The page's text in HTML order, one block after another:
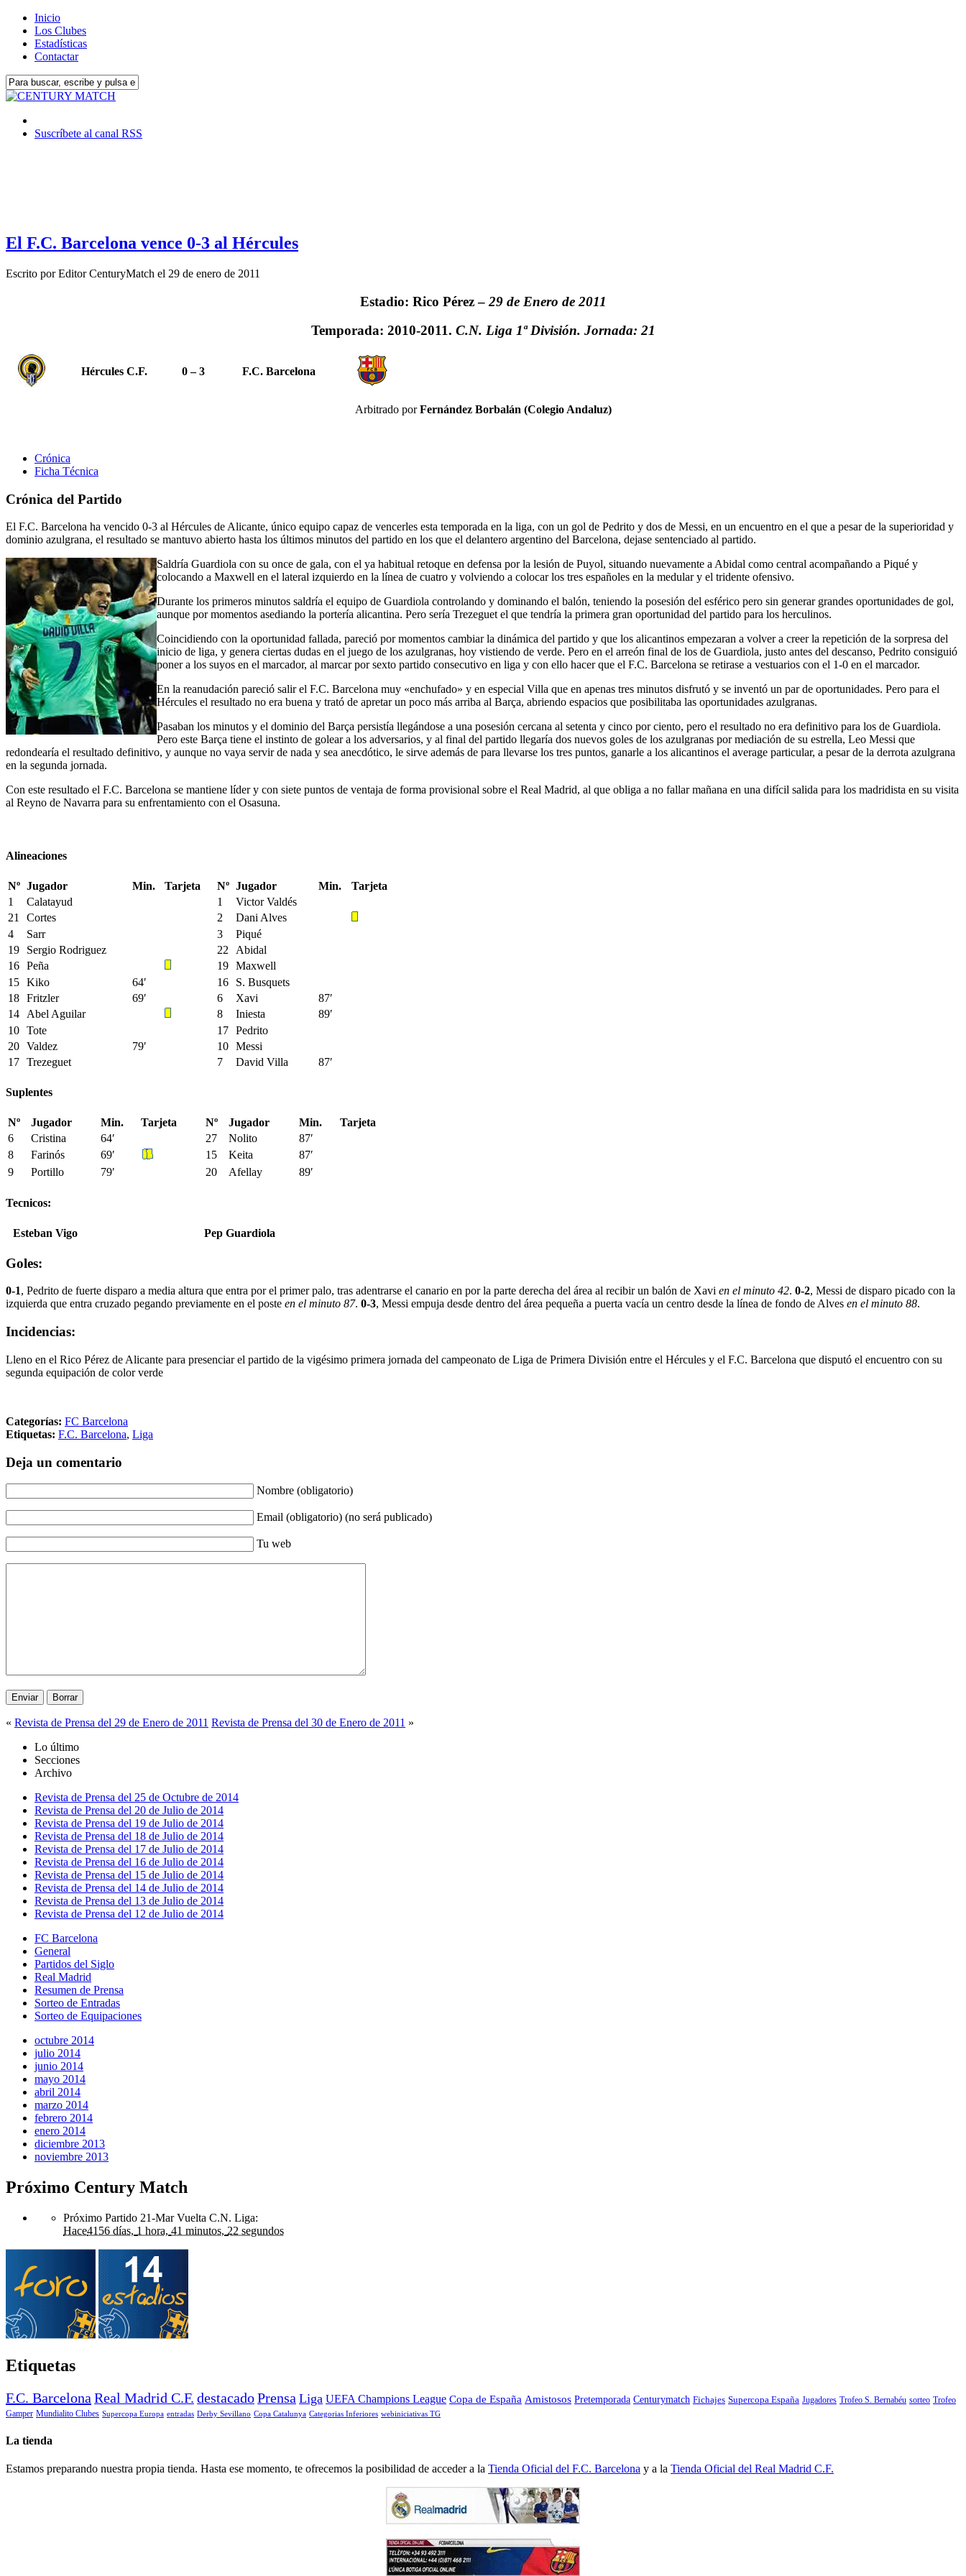
Inicio
Los Clubes
Estadísticas
Contactar
Suscríbete al canal RSS
El F.C. Barcelona vence 0-3 al Hércules
Escrito porEditor CenturyMatch el 29 de enero de 2011
Estadio: Rico Pérez – 29 de Enero de 2011
Temporada: 2010-2011. C.N. Liga 1ª División. Jornada: 21
Hércules C.F. 0 – 3 F.C. Barcelona
Arbitrado porFernández Borbalán (Colegio Andaluz)
Crónica
Ficha Técnica
Crónica del Partido
El F.C. Barcelona ha vencido 0-3 al Hércules de Alicante, único equipo capaz de vencerles esta temporada en la liga, con un gol de Pedrito y dos de Messi, en un encuentro en el que a pesar de la superioridad y
dominio azulgrana, el resultado se mantuvo abierto hasta los últimos minutos del partido en los que el delantero argentino del Barcelona, dejase sentenciado al partido.
Saldría Guardiola con su once de gala, con el ya habitual retoque en defensa por la lesión de Puyol, situando nuevamente a Abidal como central acompañando a Piqué y
colocando a Maxwell en el lateral izquierdo en la línea de cuatro y volviendo a colocar los tres españoles en la medular y el tridente ofensivo.
Durante los primeros minutos saldría el equipo de Guardiola controlando y dominando el balón, teniendo la posesión del esférico pero sin generar grandes oportunidades de gol,
aunque por momentos asediando la portería alicantina. Pero sería Trezeguet el que tendría la primera gran oportunidad del partido para los herculinos.
Coincidiendo con la oportunidad fallada, pareció por momentos cambiar la dinámica del partido y que los alicantinos empezaran a volver a creer la repetición de la sorpresa del
inicio de liga, y genera ciertas dudas en el juego de los azulgranas, hoy vistiendo de verde. Pero en el arreón final de los de Guardiola, justo antes del descanso, Pedrito consiguió
poner a los suyos en el marcador, al marcar por sexto partido consecutivo en liga y con ello hacer que el F.C. Barcelona se retirase a vestuarios con el 1-0 en el marcador.
En la reanudación pareció salir el F.C. Barcelona muy «enchufado» y en especial Villa que en apenas tres minutos disfrutó y se inventó un par de oportunidades. Pero para el
Hércules el resultado no era buena y trató de apretar un poco más arriba al Barça, abriendo espacios que posibilitaba las oportunidades azulgranas.
Pasaban los minutos y el dominio del Barça persistía llegándose a una posesión cercana al setenta y cinco por ciento, pero el resultado no era definitivo para los de Guardiola.
Pero este Barça tiene el instinto de golear a los adversarios, y al final del partido llegaría dos nuevos goles de los azulgranas por mediación de su estrella, Leo Messi que
redondearía el resultado definitivo, y aunque no vaya servir de nada y sea anecdótico, le sirve además de para llevarse los tres puntos, ganarle a los alicantinos el average particular, a pesar de la derrota azulgrana
en la segunda jornada.
Con este resultado el F.C. Barcelona se mantiene líder y con siete puntos de ventaja de forma provisional sobre el Real Madrid, al que obliga a no fallar mañana en una difícil salida para los madridista en su visita
al Reyno de Navarra para su enfrentamiento con el Osasuna.
Alineaciones
Nº Jugador Min. Tarjeta Nº Jugador Min.
Tarjeta
1
Calatayud 1
Victor Valdés
21
Cortes 2
Dani Alves
4
Sarr 3
Piqué
19
Sergio Rodriguez 22
Abidal
16 Peña 19 Maxwell
15 Kiko 64′ 16
S. Busquets
18 Fritzler 69′ 6 Xavi
87′
14
Abel Aguilar 8 Iniesta
89′
10 Tote 17 Pedrito
20 Valdez 79′ 10 Messi
17 Trezeguet 7 David Villa 87′
Suplentes
Nº Jugador Min. Tarjeta Nº Jugador Min.
Tarjeta
6
Cristina 64′ 27 Nolito
87′
8
Farinós 69′ 15 Keita
87′
9
Portillo 79′ 20 Afellay 89′
Tecnicos:
Esteban Vigo Pep Guardiola
Goles:
0-1, Pedrito de fuerte disparo a media altura que entra por el primer palo, tras adentrarse el canario en por la parte derecha del área al recibir un balón de Xavi en el minuto 42. 0-2, Messi de disparo picado con la
izquierda que entra cruzado pegando previamente en el poste en el minuto 87. 0-3, Messi empuja desde dentro del área pequeña a puerta vacía un centro desde la línea de fondo de Alves en el minuto 88.
Incidencias:
Lleno en el Rico Pérez de Alicante para presenciar el partido de la vigésimo primera jornada del campeonato de Liga de Primera División entre el Hércules y el F.C. Barcelona que disputó el encuentro con su
segunda equipación de color verde
Categorías: FC Barcelona
Etiquetas: F.C. Barcelona, Liga
Deja un comentario
Nombre (obligatorio)
Email (obligatorio) (no será publicado)
Tu web
« Revista de Prensa del 29 de Enero de 2011 Revista de Prensa del 30 de Enero de 2011 »
Lo último
Secciones
Archivo
Revista de Prensa del 25 de Octubre de 2014
Revista de Prensa del 20 de Julio de 2014
Revista de Prensa del 19 de Julio de 2014
Revista de Prensa del 18 de Julio de 2014
Revista de Prensa del 17 de Julio de 2014
Revista de Prensa del 16 de Julio de 2014
Revista de Prensa del 15 de Julio de 2014
Revista de Prensa del 14 de Julio de 2014
Revista de Prensa del 13 de Julio de 2014
Revista de Prensa del 12 de Julio de 2014
FC Barcelona
General
Partidos del Siglo
Real Madrid
Resumen de Prensa
Sorteo de Entradas
Sorteo de Equipaciones
octubre 2014
julio 2014
junio 2014
mayo 2014
abril 2014
marzo 2014
febrero 2014
enero 2014
diciembre 2013
noviembre 2013
Próximo Century Match
Próximo Partido 21-Mar Vuelta C.N. Liga:
Hace4156 días, 1 hora, 41 minutos, 22 segundos
Etiquetas
F.C. Barcelona Real Madrid C.F. destacadoPrensa Liga UEFA Champions League Copa de España Amistosos Pretemporada Centurymatch Fichajes Supercopa España Jugadores Trofeo S. Bernabéu sorteo Trofeo
Gamper Mundialito Clubes Supercopa Europa entradas Derby Sevillano Copa Catalunya Categorias Inferiores webiniciativas TG
La tienda
Estamos preparando nuestra propia tienda. Hasta ese momento, te ofrecemos la posibilidad de acceder a la Tienda Oficial del F.C. Barcelona y a la Tienda Oficial del Real Madrid C.F.